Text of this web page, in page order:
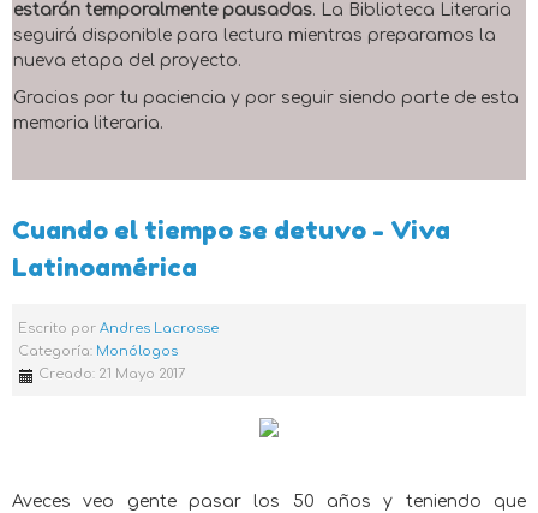
estarán temporalmente pausadas. La Biblioteca Literaria
seguirá disponible para lectura mientras preparamos la
nueva etapa del proyecto.
Gracias por tu paciencia y por seguir siendo parte de esta
memoria literaria.
Cuando el tiempo se detuvo - Viva
Latinoamérica
Escrito por Andres Lacrosse
Categoría: Monólogos
Creado: 21 Mayo 2017
Aveces veo gente pasar los 50 años y teniendo que